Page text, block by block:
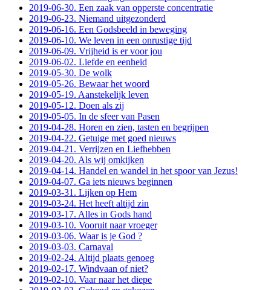
2019-06-30. Een zaak van opperste concentratie
2019-06-23. Niemand uitgezonderd
2019-06-16. Een Godsbeeld in beweging
2019-06-10. We leven in een onrustige tijd
2019-06-09. Vrijheid is er voor jou
2019-06-02. Liefde en eenheid
2019-05-30. De wolk
2019-05-26. Bewaar het woord
2019-05-19. Aanstekelijk leven
2019-05-12. Doen als zij
2019-05-05. In de sfeer van Pasen
2019-04-28. Horen en zien, tasten en begrijpen
2019-04-22. Getuige met goed nieuws
2019-04-21. Verrijzen en Liefhebben
2019-04-20. Als wij omkijken
2019-04-14. Handel en wandel in het spoor van Jezus!
2019-04-07. Ga iets nieuws beginnen
2019-03-31. Lijken op Hem
2019-03-24. Het heeft altijd zin
2019-03-17. Alles in Gods hand
2019-03-10. Vooruit naar vroeger
2019-03-06. Waar is je God ?
2019-03-03. Carnaval
2019-02-24. Altijd plaats genoeg
2019-02-17. Windvaan of niet?
2019-02-10. Vaar naar het diepe